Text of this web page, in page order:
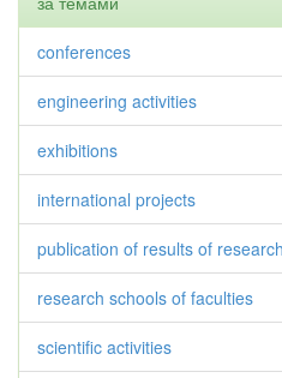
conferences
engineering activities
exhibitions
international projects
publication of results of research
research schools of faculties
scientific activities